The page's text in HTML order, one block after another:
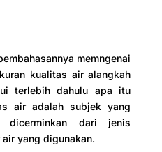
memngenai
kualitas air alangkah
terlebih dahulu apa itu
air adalah subjek yang
dicerminkan dari jenis
yang digunakan.